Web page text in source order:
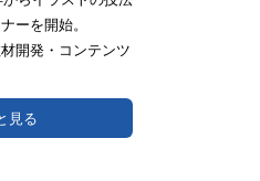
ーを開始。
開発・コンテンツ
見る